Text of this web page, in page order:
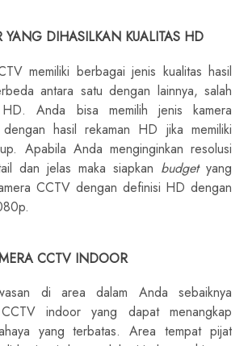
YANG DIHASILKAN KUALITAS HD
memiliki berbagai jenis kualitas hasil
antara satu dengan lainnya, salah
HD. Anda bisa memilih jenis kamera
hasil rekaman HD jika memiliki
Apabila Anda menginginkan resolusi
dan jelas maka siapkan budgetyang
CCTV dengan definisi HD dengan
CCTV INDOOR
di area dalam Anda sebaiknya
indoor yang dapat menangkap
yang terbatas. Area tempat pijat